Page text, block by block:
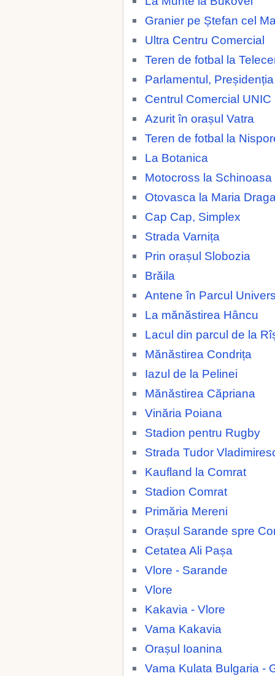
Granier pe Ștefan cel
Ultra Centru Comercial
Teren de fotbal la
Parlamentul, Preșidenția
Centrul Comercial UNIC
Azurit în orașul Vatra
Teren de fotbal la
La Botanica
Motocross la Schinoasa
Otovasca la Maria
Cap Cap, Simplex
Strada Varnița
Prin orașul Slobozia
Brăila
Antene în Parcul
La mănăstirea Hâncu
Lacul din parcul de la
Mănăstirea Condrița
Iazul de la Pelinei
Mănăstirea Căpriana
Vinăria Poiana
Stadion pentru Rugby
Strada Tudor
Kaufland la Comrat
Stadion Comrat
Primăria Mereni
Orașul Sarande spre
Cetatea Ali Pașa
Vlore - Sarande
Vlore
Kakavia - Vlore
Vama Kakavia
Orașul Ioanina
Vama Kulata Bulgaria -